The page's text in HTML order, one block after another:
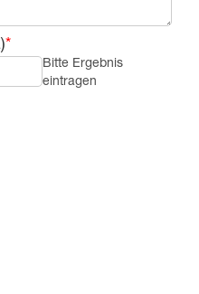
*
Bitte Ergebnis
eintragen